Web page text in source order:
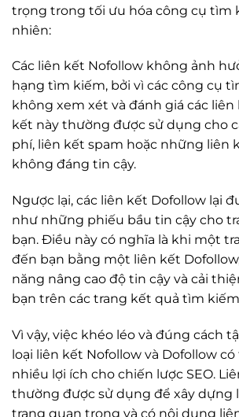
trọng trong tối ưu hóa công cụ tìm
nhiên:
Các liên kết Nofollow không ảnh
hạng tìm kiếm, bởi vì các công cụ
không xem xét và đánh giá các liên
kết này thường được sử dụng cho
phí, liên kết spam hoặc những liên
không đáng tin cậy.
Ngược lại, các liên kết Dofollow lại
như những phiếu bầu tin cậy cho
bạn. Điều này có nghĩa là khi một
đến bạn bằng một liên kết
năng nâng cao độ tin cậy và cải
bạn trên các trang kết quả tìm
Vì vậy, việc khéo léo và đúng cách
loại liên kết Nofollow và Dofollow
nhiều lợi ích cho chiến lược SEO.
thường được sử dụng để xây dựng
trang quan trọng và có nội dung